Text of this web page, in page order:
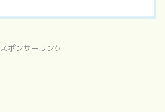
スポンサーリンク